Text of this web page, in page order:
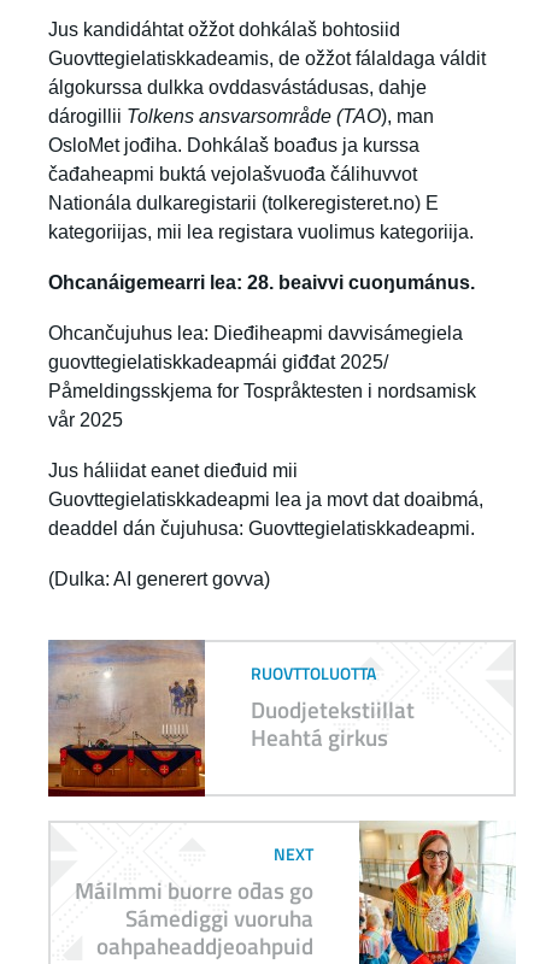
Jus kandidáhtat ožžot dohkálaš bohtosiid
Guovttegielatiskkadeamis, de ožžot fálaldaga váldit
álgokurssa dulkka ovddasvástádusas, dahje
dárogillii Tolkens ansvarsområde (TAO), man
OsloMet jođiha. Dohkálaš boađus ja kurssa
čađaheapmi buktá vejolašvuođa čálihuvvot
Nationála dulkaregistarii (tolkeregisteret.no) E
kategoriijas, mii lea registara vuolimus kategoriija.
Ohcanáigemearri lea: 28. beaivvi cuoŋumánus.
Ohcančujuhus lea: Dieđiheapmi davvisámegiela
guovttegielatiskkadeapmái giđđat 2025/
Påmeldingsskjema for Tospråktesten i nordsamisk
vår 2025
Jus háliidat eanet dieđuid mii
Guovttegielatiskkadeapmi lea ja movt dat doaibmá,
deaddel dán čujuhusa: Guovttegielatiskkadeapmi.
(Dulka: AI generert govva)
RUOVTTOLUOTTA
Duodjetekstiillat
Heahtá girkus
NEXT
Máilmmi buorre ođas go
Sámediggi vuoruha
oahpaheaddjeoahpuid